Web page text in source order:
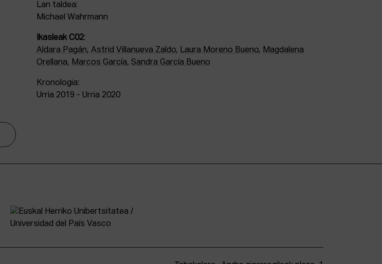
Lan taldea:
Michael Wahrmann
Ikasleak C02:
Aldara Pagán, Astrid Villanueva Zaldo, Laura Moreno Bueno, Magdalena
Orellana, Marcos García, Sandra García Bueno
Kronologia:
Urria 2019 - Urria 2020